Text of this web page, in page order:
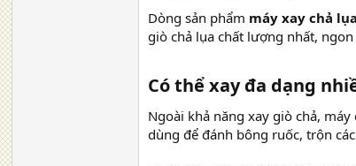
Dòng sản phẩm máy xay chả
giò chả lụa chất lượng nhất, ngon
Có thể xay đa dạng
Ngoài khả năng xay giò chả,
dùng để đánh bông ruốc, trộn